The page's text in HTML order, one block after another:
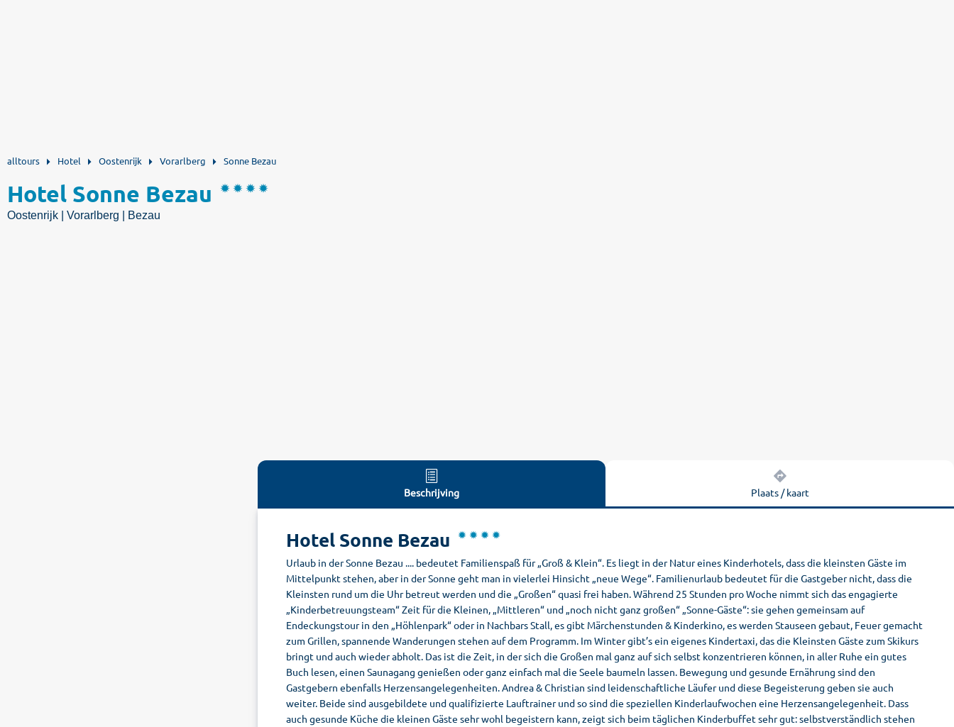
alltours Hotel Oostenrijk Vorarlberg Sonne Bezau
Hotel Sonne Bezau
Oostenrijk | Vorarlberg | Bezau
Beschrijving Plaats / kaart
Hotel Sonne Bezau
Urlaub in der Sonne Bezau .... bedeutet Familienspaß für „Groß & Klein“. Es liegt in der Natur eines Kinderhotels, dass die kleinsten Gäste im
Mittelpunkt stehen, aber in der Sonne geht man in vielerlei Hinsicht „neue Wege“. Familienurlaub bedeutet für die Gastgeber nicht, dass die
Kleinsten rund um die Uhr betreut werden und die „Großen“ quasi frei haben. Während 25 Stunden pro Woche nimmt sich das engagierte
„Kinderbetreuungsteam“ Zeit für die Kleinen, „Mittleren“ und „noch nicht ganz großen“ „Sonne-Gäste“: sie gehen gemeinsam auf
Endeckungstour in den „Höhlenpark“ oder in Nachbars Stall, es gibt Märchenstunden & Kinderkino, es werden Stauseen gebaut, Feuer gemacht
zum Grillen, spannende Wanderungen stehen auf dem Programm. Im Winter gibt’s ein eigenes Kindertaxi, das die Kleinsten Gäste zum Skikurs
bringt und auch wieder abholt. Das ist die Zeit, in der sich die Großen mal ganz auf sich selbst konzentrieren können, in aller Ruhe ein gutes
Buch lesen, einen Saunagang genießen oder ganz einfach mal die Seele baumeln lassen. Bewegung und gesunde Ernährung sind den
Gastgebern ebenfalls Herzensangelegenheiten. Andrea & Christian sind leidenschaftliche Läufer und diese Begeisterung geben sie auch
weiter. Beide sind ausgebildete und qualifizierte Lauftrainer und so sind die speziellen Kinderlaufwochen eine Herzensangelegenheit. Dass
auch gesunde Küche die kleinen Gäste sehr wohl begeistern kann, zeigt sich beim täglichen Kinderbuffet sehr gut: selbstverständlich stehen